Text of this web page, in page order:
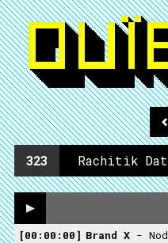
323 Rachitik
00:00:00 Brand X -